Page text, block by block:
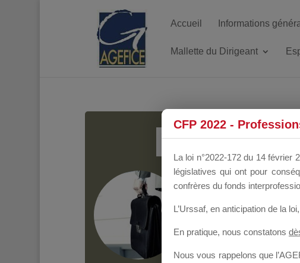
Accueil Informations
Mallette du Dirigeant
Groupe Public il y a un mois
CFP 2022 -
La loi n°2022-172 du 14 février
législatives qui ont pour
confrères du fonds
L’Urssaf, en anticipation de la loi
En pratique, nous constatons
Nous vous rappelons que